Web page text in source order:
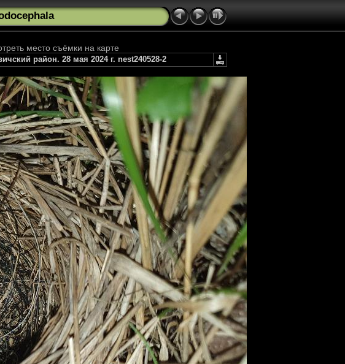
место съёмки на карте
район. 28 мая 2024 г. nest240528-2